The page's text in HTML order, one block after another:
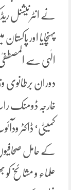
نے انٹرنیشنل
پہنچایا اور
الٰہی سے
دوران برطانوی
خارجہ ڈومنک
کمیٹی‘ ڈاکٹر
کے حامل
علماء و مشائخ